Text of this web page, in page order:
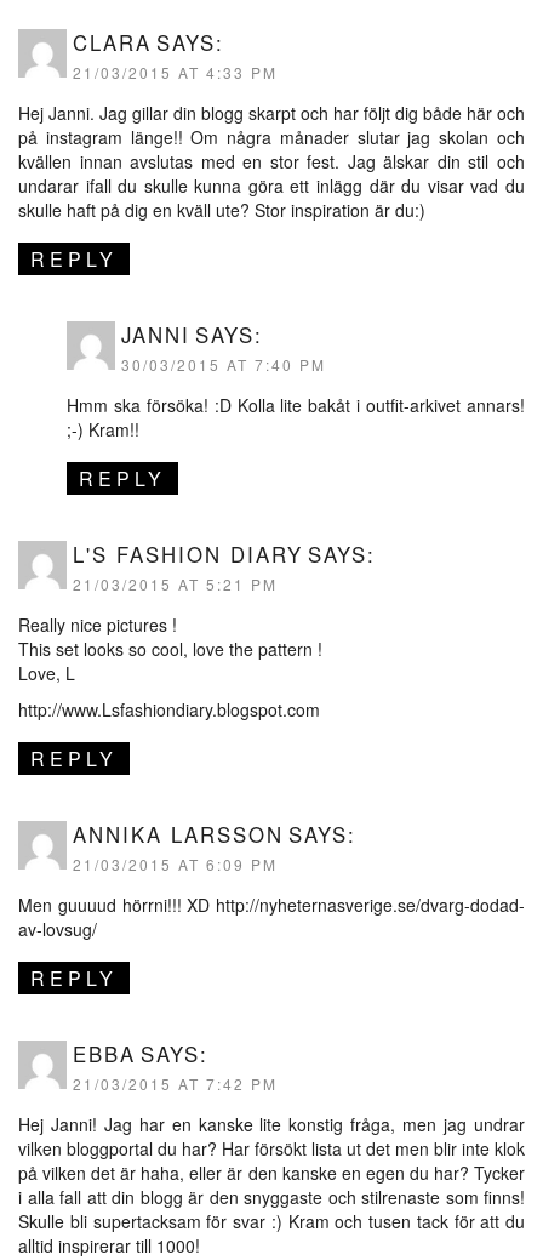
CLARA SAYS:
21/03/2015 AT 4:33 PM
Hej Janni. Jag gillar din blogg skarpt och har följt dig både här och
på instagram länge!! Om några månader slutar jag skolan och
kvällen innan avslutas med en stor fest. Jag älskar din stil och
undarar ifall du skulle kunna göra ett inlägg där du visar vad du
skulle haft på dig en kväll ute? Stor inspiration är du:)
REPLY
JANNI SAYS:
30/03/2015 AT 7:40 PM
Hmm ska försöka! :D Kolla lite bakåt i outfit-arkivet annars!
;-) Kram!!
REPLY
L'S FASHION DIARY SAYS:
21/03/2015 AT 5:21 PM
Really nice pictures !
This set looks so cool, love the pattern !
Love, L
http://www.Lsfashiondiary.blogspot.com
REPLY
ANNIKA LARSSON SAYS:
21/03/2015 AT 6:09 PM
Men guuuud hörrni!!! XD http://nyheternasverige.se/dvarg-dodad-
av-lovsug/
REPLY
EBBA SAYS:
21/03/2015 AT 7:42 PM
Hej Janni! Jag har en kanske lite konstig fråga, men jag undrar
vilken bloggportal du har? Har försökt lista ut det men blir inte klok
på vilken det är haha, eller är den kanske en egen du har? Tycker
i alla fall att din blogg är den snyggaste och stilrenaste som finns!
Skulle bli supertacksam för svar :) Kram och tusen tack för att du
alltid inspirerar till 1000!